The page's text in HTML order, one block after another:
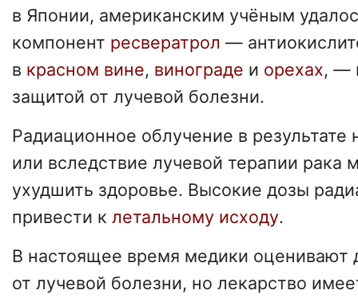
в Японии, американским учёным
компонент ресвератрол —
в красном вине, винограде и орехах, —
защитой от лучевой болезни.
Радиационное облучение в результате
или вследствие лучевой терапии рака
ухудшить здоровье. Высокие дозы
привести к летальному исходу.
В настоящее время медики оценивают
от лучевой болезни, но лекарство